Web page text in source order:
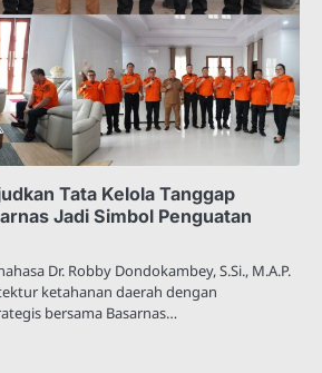
Tata Kelola Tanggap
Jadi Simbol Penguatan
Dr. Robby Dondokambey, S.Si., M.A.P.
ketahanan daerah dengan
bersama Basarnas…